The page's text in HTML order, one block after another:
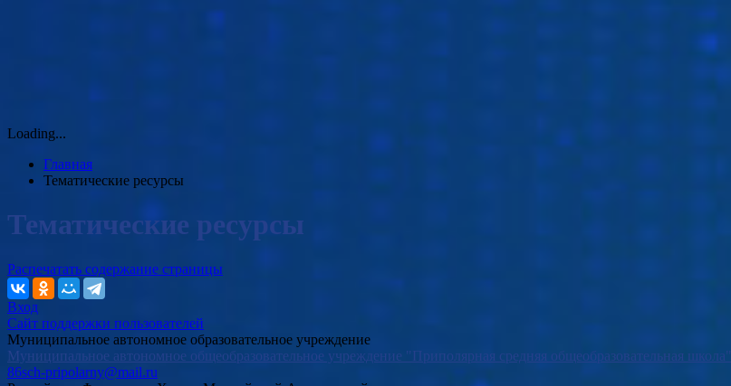
Loading...
Главная
Тематические ресурсы
Тематические ресурсы
Распечатать содержание страницы
Вход
Сайт поддержки пользователей
Муниципальное автономное образовательное учреждение
Муниципальное автономное общеобразовательное учреждение "Приполярная средняя общеобразовательная школа"
86sch-pripolarny@mail.ru